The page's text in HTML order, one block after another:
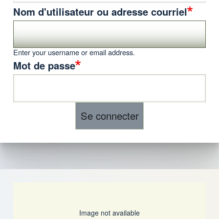
Nom d'utilisateur ou adresse courriel
Enter your username or email address.
Mot de passe
Image not available